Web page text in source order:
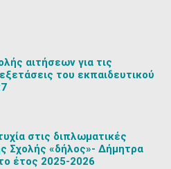
αιτήσεων για τις
του εκπαιδευτικού
στις διπλωματικές
Σχολής «δήλος»- Δήμητρα
έτος 2025-2026